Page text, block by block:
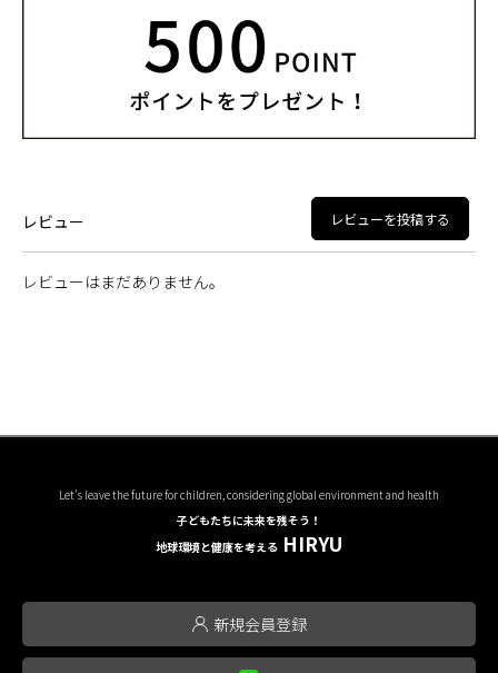
レビュー レビューを投稿する
レビューはまだありません。
Let's leave the future for children, considering global environment and health
子どもたちに未来を残そう！
地球環境と健康を考える HIRYU
新規会員登録